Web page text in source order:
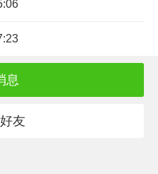
息
友